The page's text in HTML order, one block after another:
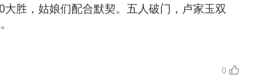
大胜，姑娘们配合默契。五人破门，卢家玉双
0